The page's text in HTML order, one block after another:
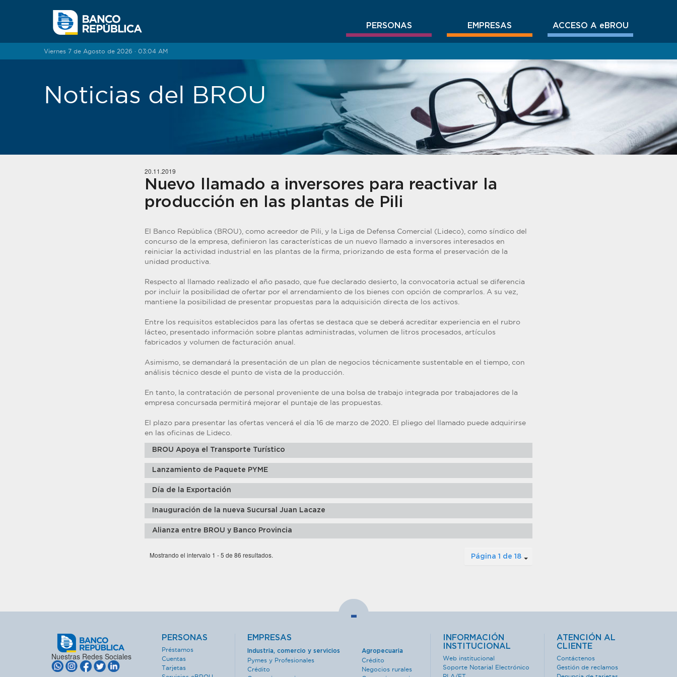
PERSONAS EMPRESAS ACCESO A eBROU
Viernes 7 de Agosto de 2026 · 03:04 AM
Noticias del BROU
20.11.2019
Nuevo llamado a inversores para reactivar la
producción en las plantas de Pili
El Banco República (BROU), como acreedor de Pili, y la Liga de Defensa Comercial (Lideco), como síndico del
concurso de la empresa, definieron las características de un nuevo llamado a inversores interesados en
reiniciar la actividad industrial en las plantas de la firma, priorizando de esta forma el preservación de la
unidad productiva.
Respecto al llamado realizado el año pasado, que fue declarado desierto, la convocatoria actual se diferencia
por incluir la posibilidad de ofertar por el arrendamiento de los bienes con opción de comprarlos. A su vez,
mantiene la posibilidad de presentar propuestas para la adquisición directa de los activos.
Entre los requisitos establecidos para las ofertas se destaca que se deberá acreditar experiencia en el rubro
lácteo, presentado información sobre plantas administradas, volumen de litros procesados, artículos
fabricados y volumen de facturación anual.
Asimismo, se demandará la presentación de un plan de negocios técnicamente sustentable en el tiempo, con
análisis técnico desde el punto de vista de la producción.
En tanto, la contratación de personal proveniente de una bolsa de trabajo integrada por trabajadores de la
empresa concursada permitirá mejorar el puntaje de las propuestas.
El plazo para presentar las ofertas vencerá el día 16 de marzo de 2020. El pliego del llamado puede adquirirse
en las oficinas de Lideco.
BROU Apoya el Transporte Turístico
Lanzamiento de Paquete PYME
Día de la Exportación
Inauguración de la nueva Sucursal Juan Lacaze
Alianza entre BROU y Banco Provincia
Página 1 de 18
Mostrando el intervalo 1 - 5 de 86 resultados.
-
Nuestras Redes Sociales
PERSONAS
Préstamos
Cuentas
Tarjetas
EMPRESAS
Industria, comercio y servicios
Pymes y Profesionales
Crédito
Agropecuaria
Crédito
Negocios rurales
INFORMACIÓN
INSTITUCIONAL
Web institucional
Soporte Notarial Electrónico
ATENCIÓN AL
CLIENTE
Contáctenos
Gestión de reclamos